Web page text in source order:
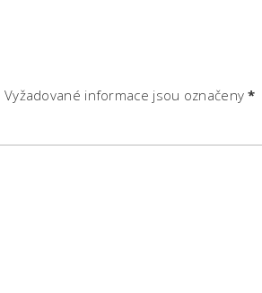
Vyžadované informace jsou označeny*